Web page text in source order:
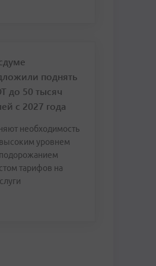
поднять
до 50 тысяч
с 2027 года
необходимость
уровнем
тарифов на